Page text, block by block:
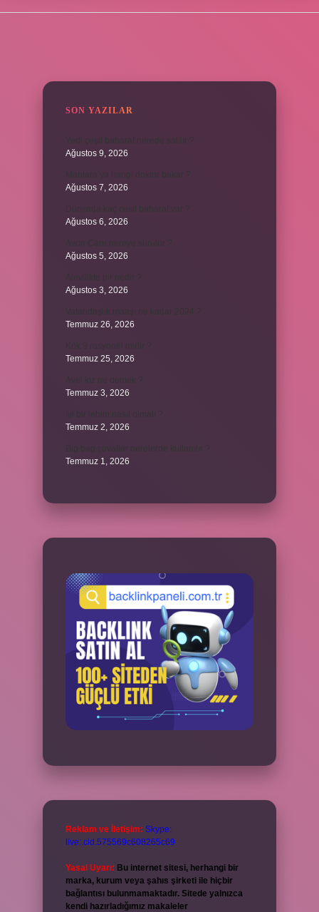
SON YAZILAR
Yedi çeşit baharat nerede satılır ?
Ağustos 9, 2026
Mantara’ya hangi doktor bakar ?
Ağustos 7, 2026
Dünyada kaç cesit baharat var ?
Ağustos 6, 2026
Ağustos 5, 2026
Ağustos 3, 2026
Temmuz 26, 2026
Temmuz 25, 2026
Temmuz 3, 2026
Temmuz 2, 2026
Temmuz 1, 2026
Reklam ve İletişim: Skype:
live:.cid.575569c608265c69
Yasal Uyarı: Bu internet sitesi, herhangi bir
marka, kurum veya şahıs şirketi ile hiçbir
bağlantısı bulunmamaktadır. Sitede yalnızca
kendi hazırladığımız makaleler